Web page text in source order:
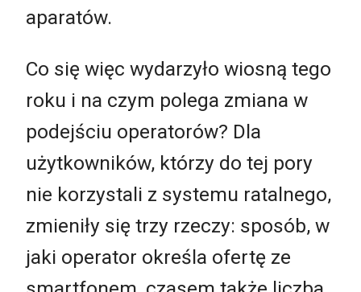
aparatów.
Co się więc wydarzyło wiosną tego
roku i na czym polega zmiana w
podejściu operatorów? Dla
użytkowników, którzy do tej pory
nie korzystali z systemu ratalnego,
zmieniły się trzy rzeczy: sposób, w
jaki operator określa ofertę ze